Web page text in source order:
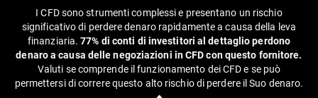
I CFD sono strumenti complessi e presentano un rischio
significativo di perdere denaro rapidamente a causa della leva
finanziaria.77% di conti di investitori al dettaglio perdono
denaro a causa delle negoziazioni in CFD con questo fornitore.
Valuti se comprende il funzionamento dei CFD e se può
permettersi di correre questo alto rischio di perdere il Suo denaro.